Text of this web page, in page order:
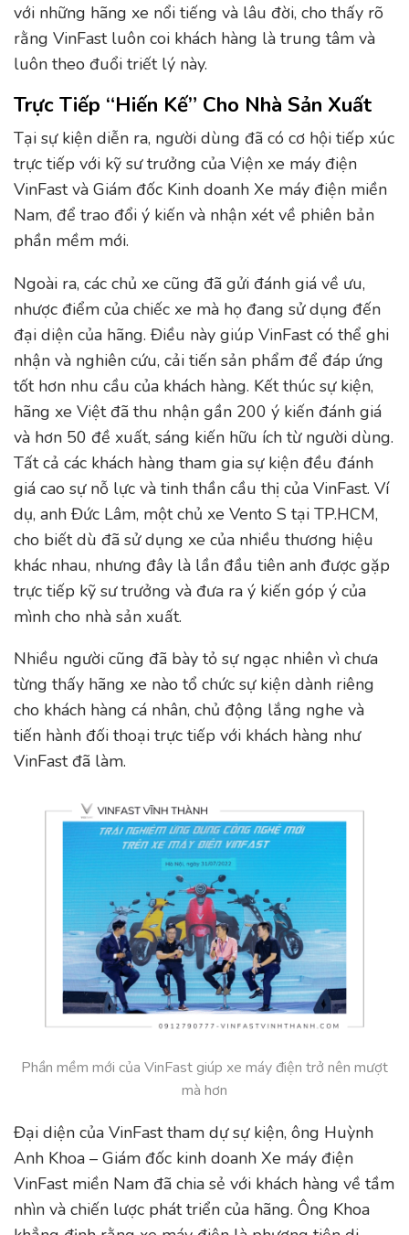
với những hãng xe nổi tiếng và lâu đời, cho thấy rõ
rằng VinFast luôn coi khách hàng là trung tâm và
luôn theo đuổi triết lý này.
Trực Tiếp “hiến Kế” Cho Nhà Sản Xuất
Tại sự kiện diễn ra, người dùng đã có cơ hội tiếp xúc
trực tiếp với kỹ sư trưởng của Viện xe máy điện
VinFast và Giám đốc Kinh doanh Xe máy điện miền
Nam, để trao đổi ý kiến và nhận xét về phiên bản
phần mềm mới.
Ngoài ra, các chủ xe cũng đã gửi đánh giá về ưu,
nhược điểm của chiếc xe mà họ đang sử dụng đến
đại diện của hãng. Điều này giúp VinFast có thể ghi
nhận và nghiên cứu, cải tiến sản phẩm để đáp ứng
tốt hơn nhu cầu của khách hàng. Kết thúc sự kiện,
hãng xe Việt đã thu nhận gần 200 ý kiến đánh giá
và hơn 50 đề xuất, sáng kiến hữu ích từ người dùng.
Tất cả các khách hàng tham gia sự kiện đều đánh
giá cao sự nỗ lực và tinh thần cầu thị của VinFast. Ví
dụ, anh Đức Lâm, một chủ xe Vento S tại TP.HCM,
cho biết dù đã sử dụng xe của nhiều thương hiệu
khác nhau, nhưng đây là lần đầu tiên anh được gặp
trực tiếp kỹ sư trưởng và đưa ra ý kiến góp ý của
mình cho nhà sản xuất.
Nhiều người cũng đã bày tỏ sự ngạc nhiên vì chưa
từng thấy hãng xe nào tổ chức sự kiện dành riêng
cho khách hàng cá nhân, chủ động lắng nghe và
tiến hành đối thoại trực tiếp với khách hàng như
VinFast đã làm.
Phần mềm mới của VinFast giúp xe máy điện trở nên mượt
mà hơn
Đại diện của VinFast tham dự sự kiện, ông Huỳnh
Anh Khoa – Giám đốc kinh doanh Xe máy điện
VinFast miền Nam đã chia sẻ với khách hàng về tầm
nhìn và chiến lược phát triển của hãng. Ông Khoa